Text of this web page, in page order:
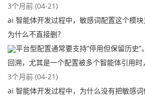
3个月前 (04-21)
ai 智能体开发过程中，敏感词配置这个模
为什么不直接删？
平台型配置通常要支持“停用但保留历史
回溯，尤其是一个配置被多个智能体引用时，
3个月前 (04-21)
ai 智能体开发过程中，为什么没有把敏感